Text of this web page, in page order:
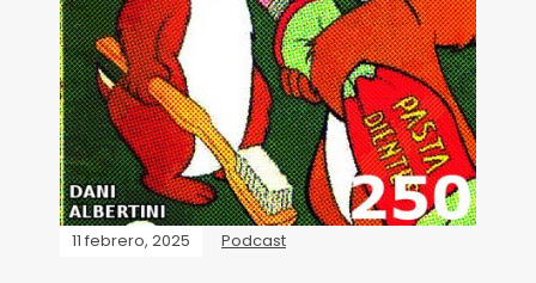
11 febrero, 2025 Podcast